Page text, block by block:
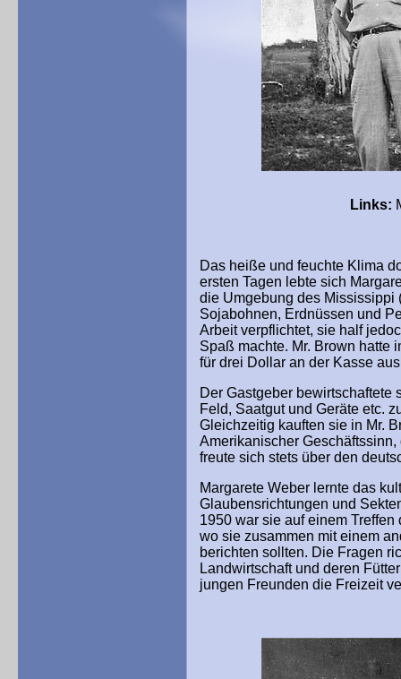
Links:
Das heiße und feuchte Klima
ersten Tagen lebte sich
die Umgebung des Mississippi
Sojabohnen, Erdnüssen und
Arbeit verpflichtet, sie half
Spaß machte. Mr. Brown hatte
für drei Dollar an der Kasse
Der Gastgeber bewirtschaftete
Feld, Saatgut und Geräte etc.
Gleichzeitig kauften sie in Mr.
Amerikanischer
freute sich stets über den
Margarete Weber lernte das
Glaubensrichtungen und
1950 war sie auf einem
wo sie zusammen mit einem
berichten sollten. Die Fragen
Landwirtschaft und deren
jungen Freunden die Freizeit